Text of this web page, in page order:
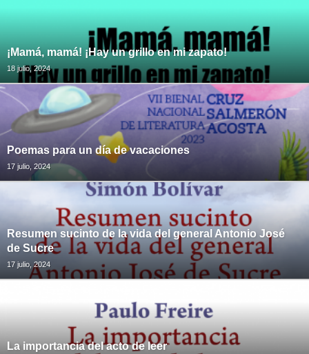
¡Mamá, mamá! ¡Hay un grillo en mi zapato!
18 julio, 2024
Poemas para un día de vacaciones
17 julio, 2024
Resumen sucinto de la vida del general Antonio José
de Sucre
17 julio, 2024
La importancia del acto de leer